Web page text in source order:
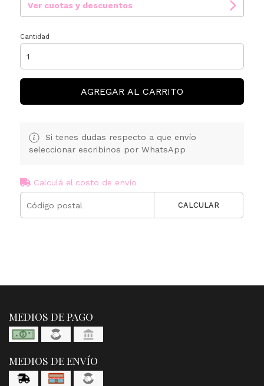
Ver cuotas y descuentos
Cantidad
AGREGAR AL CARRITO
Si tenes dudas respecto a que envío
seleccionar escribinos por WhatsApp
Calculá el costo de envío
CALCULAR
MEDIOS DE PAGO
MEDIOS DE ENVÍO